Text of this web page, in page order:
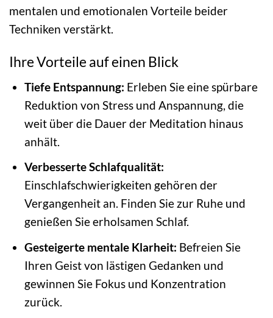
mentalen und emotionalen Vorteile beider
Techniken verstärkt.
Ihre Vorteile auf einen Blick
Tiefe Entspannung: Erleben Sie eine spürbare
Reduktion von Stress und Anspannung, die
weit über die Dauer der Meditation hinaus
anhält.
Verbesserte Schlafqualität:
Einschlafschwierigkeiten gehören der
Vergangenheit an. Finden Sie zur Ruhe und
genießen Sie erholsamen Schlaf.
Gesteigerte mentale Klarheit: Befreien Sie
Ihren Geist von lästigen Gedanken und
gewinnen Sie Fokus und Konzentration
zurück.